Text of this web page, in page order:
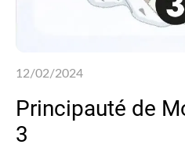
12/02/2024
Principauté de
3